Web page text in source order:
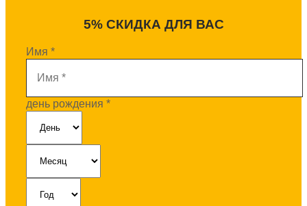
5% СКИДКА ДЛЯ ВАС
Имя *
день рождения *